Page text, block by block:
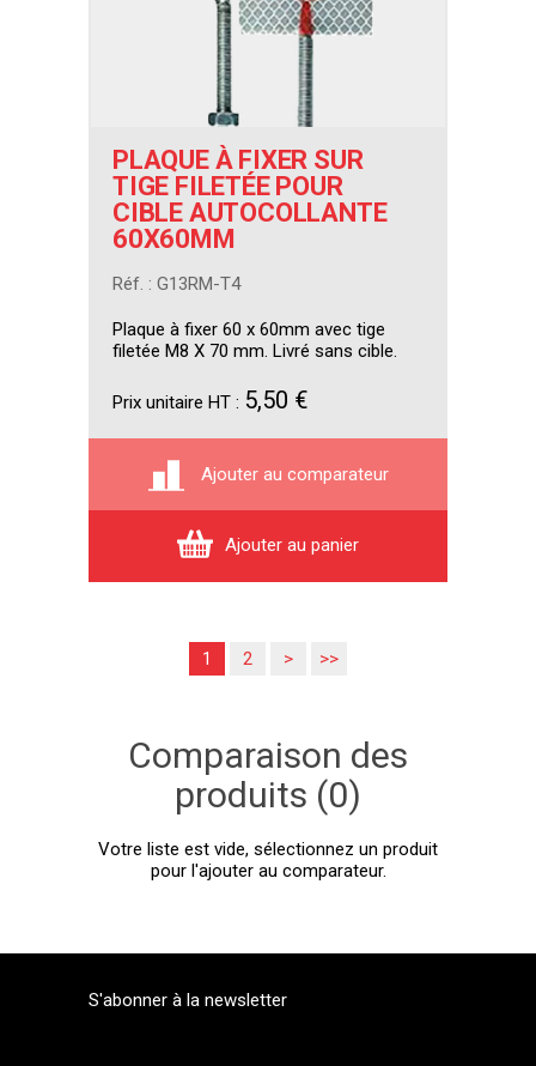
PLAQUE À FIXER SUR
TIGE FILETÉE POUR
CIBLE AUTOCOLLANTE
60X60MM
Réf. : G13RM-T4
Plaque à fixer 60 x 60mm avec tige
filetée M8 X 70 mm. Livré sans cible.
Prix unitaire HT : 5,50 €
Ajouter au comparateur
Ajouter au panier
1 2 > >>
Comparaison des
produits (0)
Votre liste est vide, sélectionnez un produit
pour l'ajouter au comparateur.
S'abonner à la newsletter